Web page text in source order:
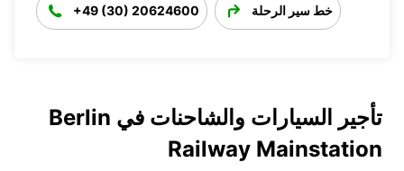
+49 (30) 20624600 خط سير الرحلة
تأجير السيارات والشاحنات في Berlin
Railway Mainstation